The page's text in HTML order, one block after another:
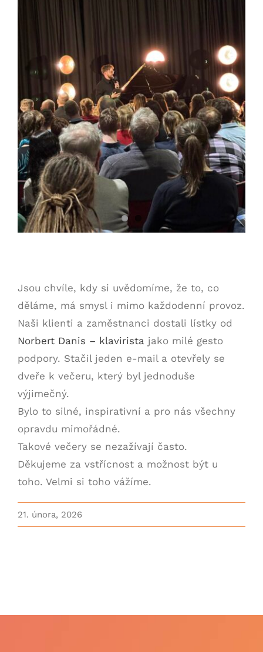
Jsou chvíle, kdy si uvědomíme, že to, co
děláme, má smysl i mimo každodenní provoz.
Naši klienti a zaměstnanci dostali lístky od
Norbert Danis – klavirista jako milé gesto
podpory. Stačil jeden e-mail a otevřely se
dveře k večeru, který byl jednoduše
výjimečný.
Bylo to silné, inspirativní a pro nás všechny
opravdu mimořádné.
Takové večery se nezažívají často.
Děkujeme za vstřícnost a možnost být u
toho. Velmi si toho vážíme.
21. února, 2026